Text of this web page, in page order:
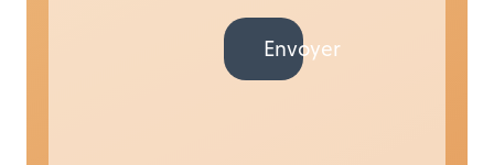
Envoyer